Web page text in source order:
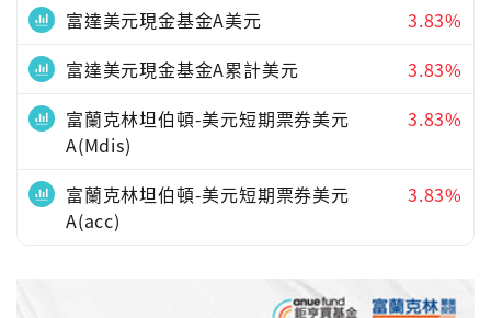
富達美元現金基金A美元
3.83%
富達美元現金基金A累計美元
3.83%
富蘭克林坦伯頓-美元短期票券美元
A(Mdis)
3.83%
富蘭克林坦伯頓-美元短期票券美元
A(acc)
3.83%